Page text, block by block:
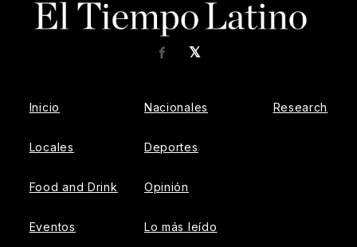
𝕏
Facebook
Inicio
Locales
Food and Drink
Eventos
Nacionales
Deportes
Opinión
Lo más leído
Research